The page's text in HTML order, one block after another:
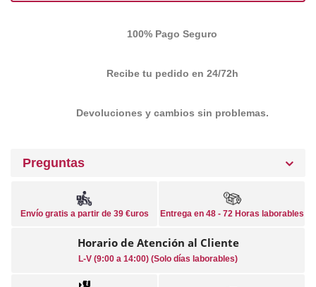
100% Pago Seguro
Recibe tu pedido en 24/72h
Devoluciones y cambios sin problemas.
Preguntas
Envío gratis a partir de 39 €uros Entrega en 48 - 72 Horas laborables
Horario de Atención al Cliente
L-V (9:00 a 14:00) (Solo días laborables)